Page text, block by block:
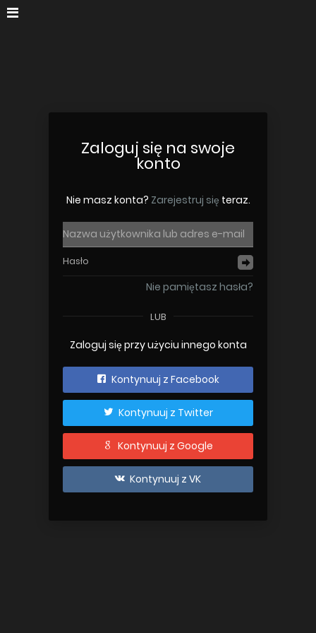
Zaloguj się na swoje
konto
Nie masz konta? Zarejestruj się teraz.
Nie pamiętasz hasła?
LUB
Zaloguj się przy użyciu innego konta
Kontynuuj z Facebook
Kontynuuj z Twitter
Kontynuuj z Google
Kontynuuj z VK